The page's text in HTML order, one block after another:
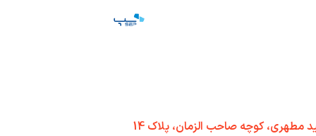
مطهری، کوچه صاحب الزمان، پلاک 14